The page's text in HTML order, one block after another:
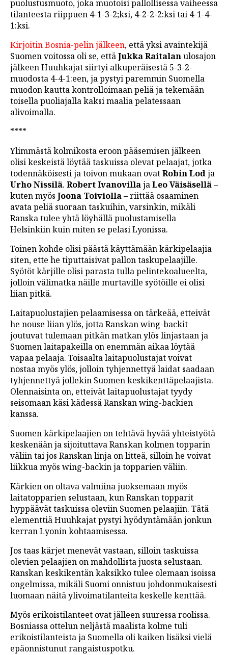
puolustusmuoto, joka muotoisi pallollisessa vaiheessa
tilanteesta riippuen 4-1-3-2;ksi, 4-2-2-2:ksi tai 4-1-4-
1:ksi.
Kirjoitin Bosnia-pelin jälkeen, että yksi avaintekijä
Suomen voitossa oli se, ettäJukka Raitalanulosajon
jälkeen Huuhkajat siirtyi alkuperäisestä 5-3-2-
muodosta 4-4-1:een, ja pystyi paremmin Suomella
muodon kautta kontrolloimaan peliä ja tekemään
toisella puoliajalla kaksi maalia pelatessaan
alivoimalla.
****
Ylimmästä kolmikosta eroon pääsemisen jälkeen
olisi keskeistä löytää taskuissa olevat pelaajat, jotka
todennäköisesti ja toivon mukaan ovatRobin Lodja
Urho Nissilä. Robert IvanovillajaLeo Väisäsellä–
kuten myös Joona Toiviolla– riittää osaaminen
avata peliä suoraan taskuihin, varsinkin, mikäli
Ranska tulee yhtä löyhällä puolustamisella
Helsinkiin kuin miten se pelasi Lyonissa.
Toinen kohde olisi päästä käyttämään kärkipelaajia
siten, ette he tiputtaisivat pallon taskupelaajille.
Syötöt kärjille olisi parasta tulla pelintekoalueelta,
jolloin välimatka näille murtaville syötöille ei olisi
liian pitkä.
Laitapuolustajien pelaamisessa on tärkeää, etteivät
he nouse liian ylös, jotta Ranskan wing-backit
joutuvat tulemaan pitkän matkan ylös linjastaan ja
Suomen laitapakeilla on enemmän aikaa löytää
vapaa pelaaja. Toisaalta laitapuolustajat voivat
nostaa myös ylös, jolloin tyhjennettyä laidat saadaan
tyhjennettyä jollekin Suomen keskikenttäpelaajista.
Olennaisinta on, etteivät laitapuolustajat tyydy
seisomaan käsi kädessä Ranskan wing-backien
kanssa.
Suomen kärkipelaajien on tehtävä hyvää yhteistyötä
keskenään ja sijoituttava Ranskan kolmen topparin
väliin tai jos Ranskan linja on litteä, silloin he voivat
liikkua myös wing-backin ja topparien väliin.
Kärkien on oltava valmiina juoksemaan myös
laitatopparien selustaan, kun Ranskan topparit
hyppäävät taskuissa oleviin Suomen pelaajiin. Tätä
elementtiä Huuhkajat pystyi hyödyntämään jonkun
kerran Lyonin kohtaamisessa.
Jos taas kärjet menevät vastaan, silloin taskuissa
olevien pelaajien on mahdollista juosta selustaan.
Ranskan keskikentän kaksikko tulee olemaan isoissa
ongelmissa, mikäli Suomi onnistuu johdonmukaisesti
luomaan näitä ylivoimatilanteita keskelle kenttää.
Myös erikoistilanteet ovat jälleen suuressa roolissa.
Bosniassa ottelun neljästä maalista kolme tuli
erikoistilanteista ja Suomella oli kaiken lisäksi vielä
epäonnistunut rangaistuspotku.